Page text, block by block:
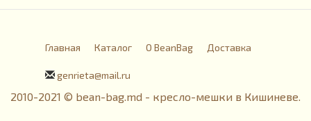
Главная Каталог О BeanBag Доставка
genrieta@mail.ru
2010-2021 © bean-bag.md - кресло-мешки в Кишиневе.